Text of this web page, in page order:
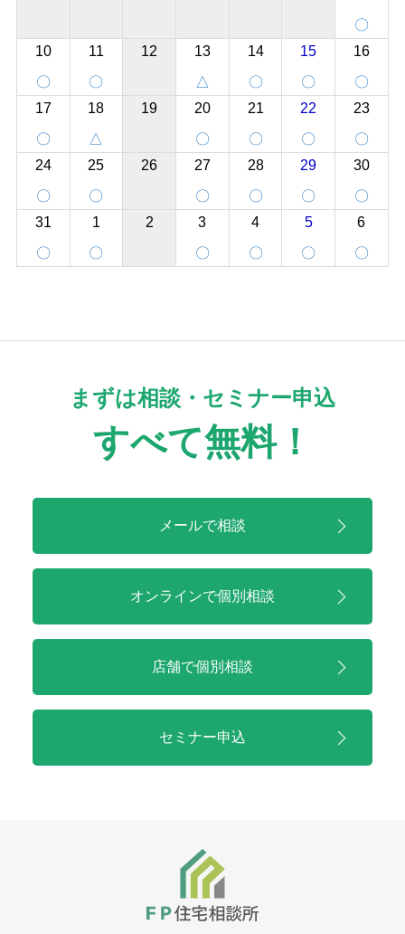
〇
10
〇
11
〇
12 13
△
14
〇
15
〇
16
〇
17
〇
18
△
19 20
〇
21
〇
22
〇
23
〇
24
〇
25
〇
26 27
〇
28
〇
29
〇
30
〇
31
〇
1
〇
2 3
〇
4
〇
5
〇
6
〇
まずは相談・セミナー申込
すべて無料！
メールで相談
オンラインで個別相談
店舗で個別相談
セミナー申込